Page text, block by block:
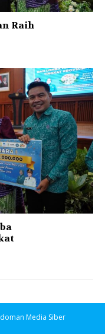
Raih
Media Siber